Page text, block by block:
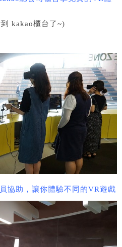
kakao櫃台了~)
協助，讓你體驗不同的VR遊戲